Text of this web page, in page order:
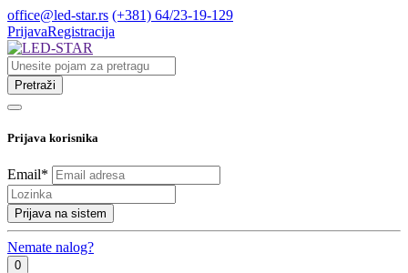
office@led-star.rs (+381) 64/23-19-129
PrijavaRegistracija
Pretraži
Prijava korisnika
Email*
Prijava na sistem
Nemate nalog?
0